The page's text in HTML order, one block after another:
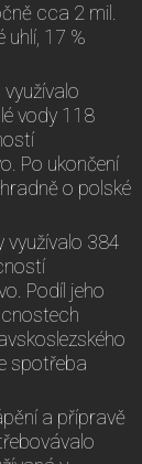
cca 2 mil.
uhlí, 17 %
vody 118
Po ukončení
o polské
využívalo 384
Podíl jeho
spotřeba
a přípravě